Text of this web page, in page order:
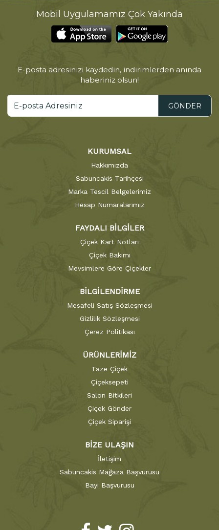
Mobil Uygulamamız Çok Yakında
E-posta adresinizi kaydedin, indirimlerden anında
haberiniz olsun!
GÖNDER
KURUMSAL
Hakkımızda
Sabuncakis Tarihçesi
Marka Tescil Belgelerimiz
Hesap Numaralarımız
FAYDALI BİLGİLER
Çiçek Kart Notları
Çiçek Bakımı
Mevsimlere Göre Çiçekler
BİLGİLENDİRME
Mesafeli Satış Sözleşmesi
Gizlilik Sözleşmesi
Çerez Politikası
ÜRÜNLERİMİZ
Taze Çiçek
Çiçeksepeti
Salon Bitkileri
Çiçek Gönder
Çiçek Siparişi
BİZE ULAŞIN
İletişim
Sabuncakis Mağaza Başvurusu
Bayi Başvurusu